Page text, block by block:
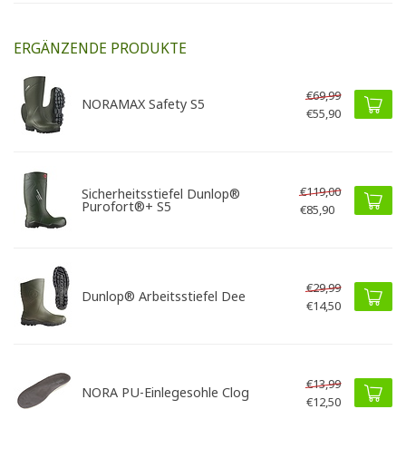
ERGÄNZENDE PRODUKTE
NORAMAX Safety S5
€69,99
€55,90
Sicherheitsstiefel Dunlop®
Purofort®+ S5
€119,00
€85,90
Dunlop® Arbeitsstiefel Dee
€29,99
€14,50
NORA PU-Einlegesohle Clog
€13,99
€12,50